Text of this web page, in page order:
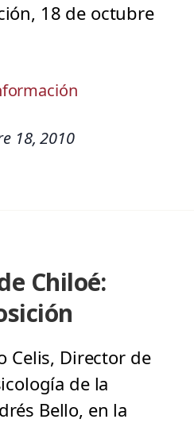
18 de octubre
18, 2010
Chiloé:
Celis, Director de
de la
Bello, en la